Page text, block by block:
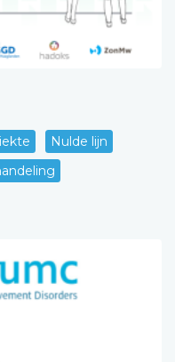
Nulde lijn